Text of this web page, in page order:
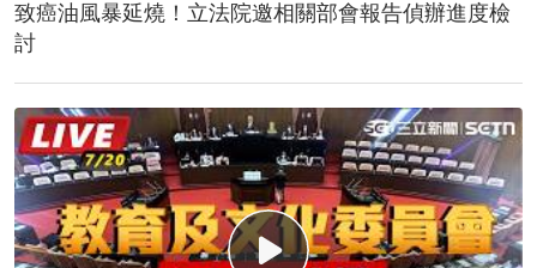
致癌油風暴延燒！立法院邀相關部會報告偵辦進度檢
討